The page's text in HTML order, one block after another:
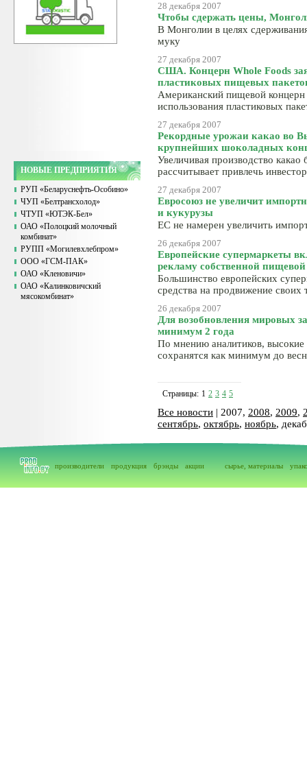
НОВЫЕ ПРЕДПРИЯТИЯ
РУП «Беларуснефть-Особино»
ЧУП «Белтрансхолод»
ЧТУП «ЮТЭК-Бел»
ОАО «Полоцкий молочный
комбинат»
РУПП «Могилевхлебпром»
ООО «ГСМ-ПАК»
ОАО «Кленовичи»
ОАО «Калинковичский
мясокомбинат»
28 декабря 2007
Чтобы сдержать цены,
В Монголии в целях
муку
27 декабря 2007
США. Концерн Whole Foods
пластиковых пищевых
Американский пищевой концерн
использования пластиковых
27 декабря 2007
Рекордные урожаи какао во
крупнейших шоколадных
Увеличивая производство какао
рассчитывает привлечь
27 декабря 2007
Евросоюз не увеличит
и кукурузы
ЕС не намерен увеличить
26 декабря 2007
Европейские супермаркеты
рекламу собственной
Большинство европейских
средства на продвижение своих
26 декабря 2007
Для возобновления мировых
минимум 2 года
По мнению аналитиков,
сохранятся как минимум до
Страницы: 1 2 3 4 5
Все новости | 2007, 2008, 2009,
сентябрь, октябрь, ноябрь,
производители продукция брэнды акции сырье, материалы